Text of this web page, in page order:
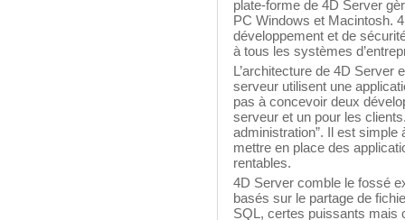
plate-forme de 4D Server
PC Windows et Macintosh.
développement et de
à tous les systèmes
L’architecture de 4D Server
serveur utilisent une
pas à concevoir deux
serveur et un pour les
administration”. Il est simple
mettre en place des
rentables.
4D Server comble le fossé
basés sur le partage de
SQL, certes puissants mais